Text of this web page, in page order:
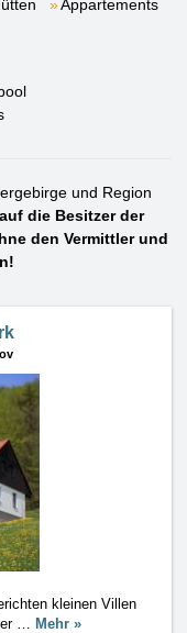
Appartements
und Region
die Besitzer der
den Vermittler und
kleinen Villen
… Mehr »